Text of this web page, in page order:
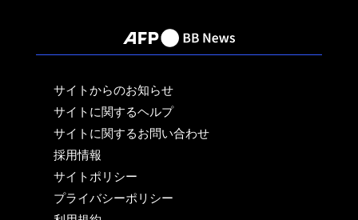
サイトからのお知らせ
サイトに関するヘルプ
サイトに関するお問い合わせ
採用情報
サイトポリシー
プライバシーポリシー